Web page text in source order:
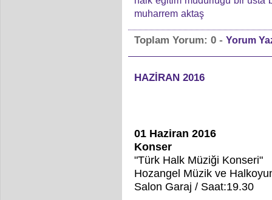
muharrem aktaş
Toplam Yorum: 0- Yorum
HAZİRAN 2016
01 Haziran 2016
Konser
"Türk Halk Müziği Konseri"
Hozangel Müzik ve
Salon Garaj / Saat:19.30